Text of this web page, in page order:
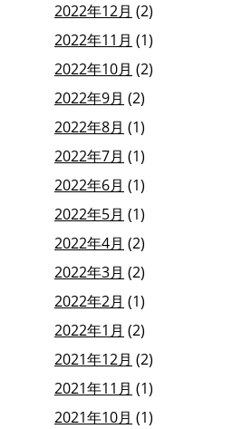
2022年12月 (2)
2022年11月 (1)
2022年10月 (2)
2022年9月 (2)
2022年8月 (1)
2022年7月 (1)
2022年6月 (1)
2022年5月 (1)
2022年4月 (2)
2022年3月 (2)
2022年2月 (1)
2022年1月 (2)
2021年12月 (2)
2021年11月 (1)
2021年10月 (1)